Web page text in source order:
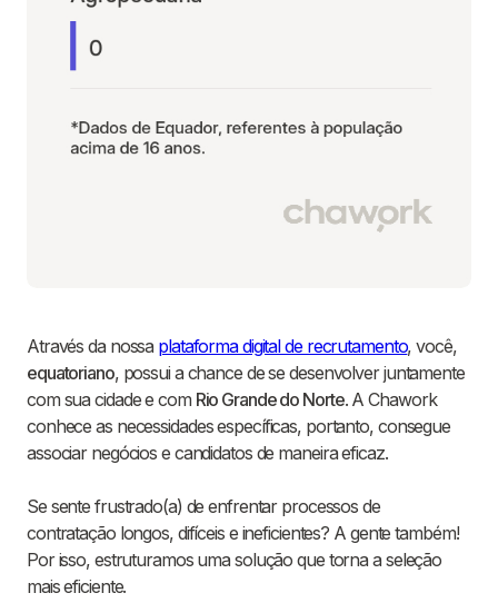
Através da nossa plataforma digital de recrutamento, você,
equatoriano, possui a chance de se desenvolver juntamente
com sua cidade e com Rio Grande do Norte. A Chawork
conhece as necessidades específicas, portanto, consegue
associar negócios e candidatos de maneira eficaz.
Se sente frustrado(a) de enfrentar processos de
contratação longos, difíceis e ineficientes? A gente também!
Por isso, estruturamos uma solução que torna a seleção
mais eficiente.